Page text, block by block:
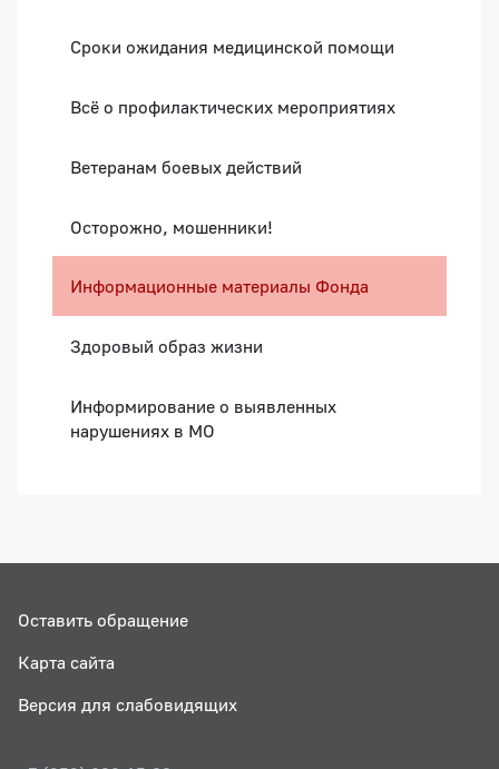
Сроки ожидания медицинской помощи
Всё о профилактических мероприятиях
Ветеранам боевых действий
Осторожно, мошенники!
Информационные материалы Фонда
Здоровый образ жизни
Информирование о выявленных
нарушениях в МО
Оставить обращение
Карта сайта
Версия для слабовидящих